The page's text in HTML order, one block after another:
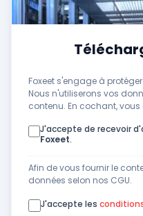
Foxeet s'engage à
Nous n'utiliserons vos
contenu. En cochant,
J'accepte de recevoir
Foxeet.
Afin de vous fournir le
données selon nos CGU.
J'accepte les